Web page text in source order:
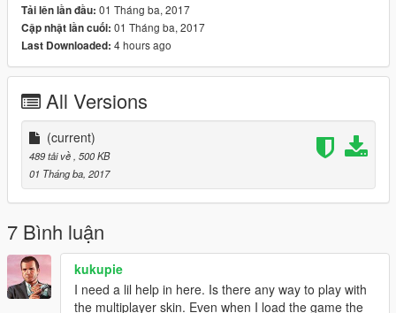
Tải lên lần đầu: 01 Tháng ba, 2017
Cập nhật lần cuối: 01 Tháng ba, 2017
Last Downloaded: 4 hours ago
All Versions
(current)
489 tải về , 500 KB
01 Tháng ba, 2017
7 Bình luận
kukupie
I need a lil help in here. Is there any way to play with
the multiplayer skin. Even when I load the game the